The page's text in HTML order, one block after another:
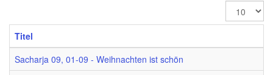
Anzeige
#
Titel
Sacharja 09, 01-09 - Weihnachten ist schön